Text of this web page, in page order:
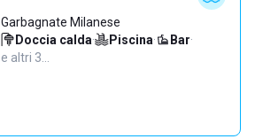
Garbagnate Milanese
Doccia calda· Piscina· Bar·
e altri 3…